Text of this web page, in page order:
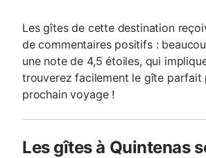
Les gîtes de cette destination
de commentaires positifs :
une note de 4,5 étoiles, qui
trouverez facilement le gîte parfait
prochain voyage !
Les gîtes à Quintenas